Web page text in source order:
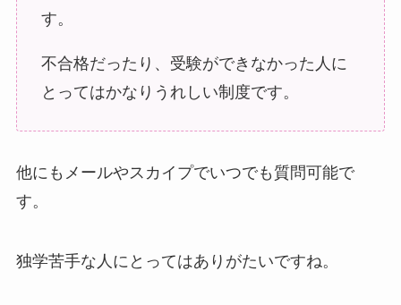
す。
不合格だったり、受験ができなかった人に
とってはかなりうれしい制度です。
他にもメールやスカイプでいつでも質問可能で
す。
独学苦手な人にとってはありがたいですね。